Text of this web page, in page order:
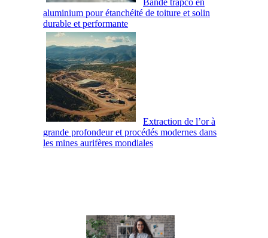
aluminium pour étanchéité de toiture et solin
durable et performante
Extraction de l’or à
grande profondeur et procédés modernes dans
les mines aurifères mondiales